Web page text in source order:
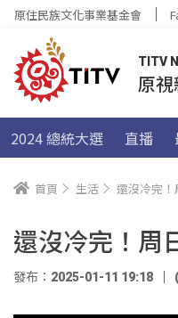
原住民族文化事業基金會
TITV
原
2024 總統大選 直播
首頁 生活 還沒冷完！
還沒冷完！周
發布：2025-01-11 19:18